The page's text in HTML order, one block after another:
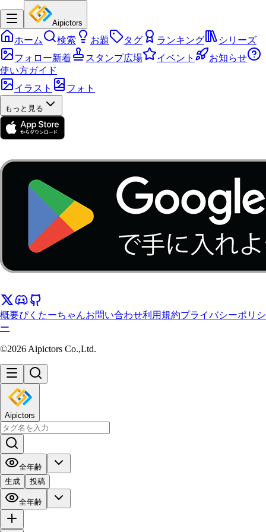
Aipictors
ホーム 検索 お題 タグ ランキング
シリーズ
フォロー新着
スタンプ広場 イベント
お知らせ
使い方ガイド
イラスト
フォト
もっと見る
概要ぴくたーちゃんお問い合わせ利用規約プライバシーポリシ
ー
©2026 Aipictors Co.,Ltd.
Aipictors
全年齢
生成
投稿
全年齢